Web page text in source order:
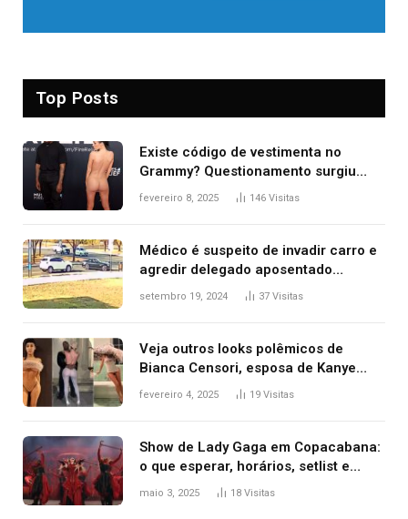
Top Posts
Existe código de vestimenta no
Grammy? Questionamento surgiu
após Bianca Censori, mulher de
fevereiro 8, 2025 146 Visitas
Médico é suspeito de invadir carro e
agredir delegado aposentado
durante confusão no trânsito
setembro 19, 2024 37 Visitas
Veja outros looks polêmicos de
Bianca Censori, esposa de Kanye
West que apareceu nua no Grammy
fevereiro 4, 2025 19 Visitas
Show de Lady Gaga em Copacabana:
o que esperar, horários, setlist e
onde assistir
maio 3, 2025 18 Visitas